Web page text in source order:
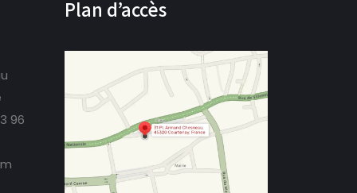
96
Plan d’accès